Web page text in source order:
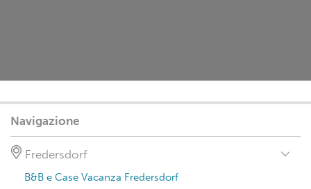
Navigazione
Fredersdorf
B&B e Case Vacanza Fredersdorf